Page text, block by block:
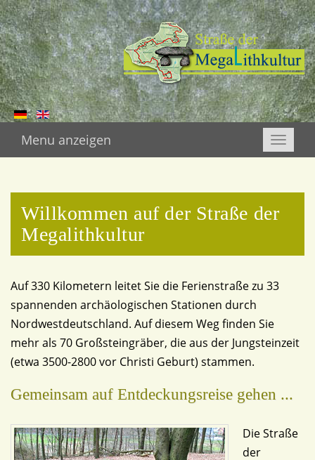
Toggle
Menu anzeigen
Willkommen auf der Straße der
Megalithkultur
Auf 330 Kilometern leitet Sie die Ferienstraße zu 33
spannenden archäologischen Stationen durch
Nordwestdeutschland. Auf diesem Weg finden Sie
mehr als 70 Großsteingräber, die aus der Jungsteinzeit
(etwa 3500-2800 vor Christi Geburt) stammen.
Gemeinsam auf Entdeckungsreise gehen ...
Die Straße
der